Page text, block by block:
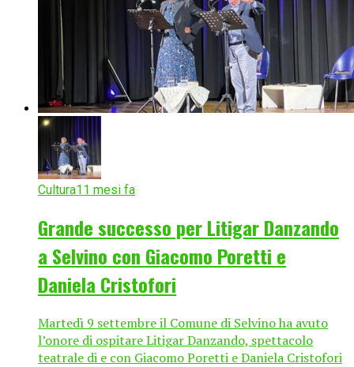
Cultura11 mesi fa
Grande successo per Litigar Danzando
a Selvino con Giacomo Poretti e
Daniela Cristofori
Martedì 9 settembre il Comune di Selvino ha avuto
l’onore di ospitare Litigar Danzando, spettacolo
teatrale di e con Giacomo Poretti e Daniela Cristofori